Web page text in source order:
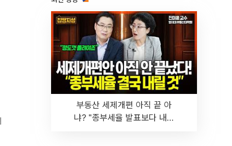
부동산 세제개편 아직 끝 아
냐? "종부세율 발표보다 내릴